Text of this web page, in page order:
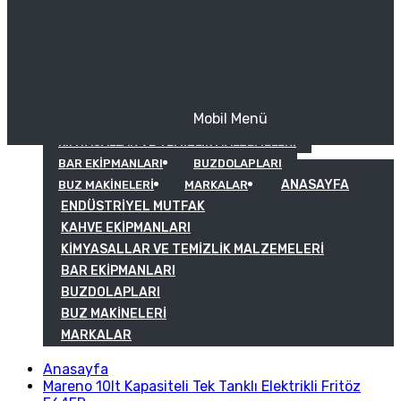
KIMYASALLAR VE TEMIZLIK MALZEMELERI
BAR EKIPMANLARI
BUZDOLAPLARI
BUZ MAKINELERI
MARKALAR
Mobil Menü
ANASAYFA
ENDÜSTRIYEL MUTFAK
KAHVE EKIPMANLARI
KIMYASALLAR VE TEMIZLIK MALZEMELERI
BAR EKIPMANLARI
BUZDOLAPLARI
BUZ MAKINELERI
MARKALAR
Anasayfa
Mareno 10lt Kapasiteli Tek Tanklı Elektrikli Fritöz